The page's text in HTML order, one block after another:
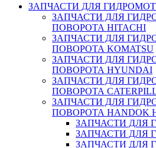
ЗАПЧАСТИ ДЛЯ
ЗАПЧАСТИ ДЛЯ
ПОВОРОТА HITACHI
ЗАПЧАСТИ ДЛЯ
ПОВОРОТА KOMATSU
ЗАПЧАСТИ ДЛЯ
ПОВОРОТА HYUNDAI
ЗАПЧАСТИ ДЛЯ
ПОВОРОТА
ЗАПЧАСТИ ДЛЯ
ПОВОРОТА HANDOK
ЗАПЧАСТИ ДЛЯ
ЗАПЧАСТИ ДЛЯ
ЗАПЧАСТИ ДЛЯ